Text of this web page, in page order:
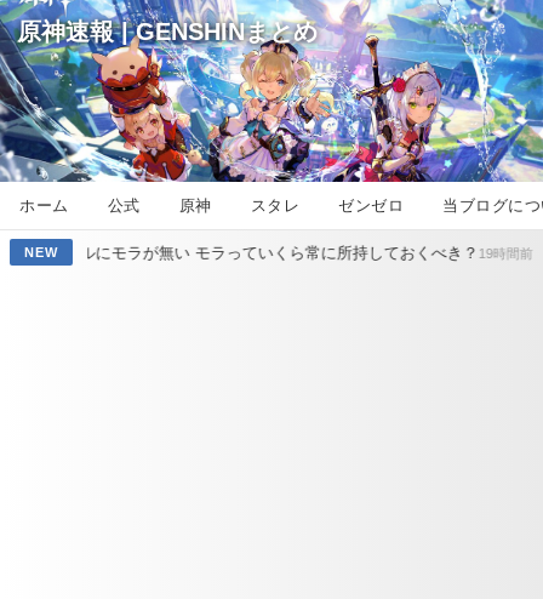
原神速報 | GENSHINまとめ
ホーム 公式 原神 スタレ ゼンゼロ 当ブログに
NEW
が無い モラっていくら常に所持しておくべき？19時間前【原神】スネージ